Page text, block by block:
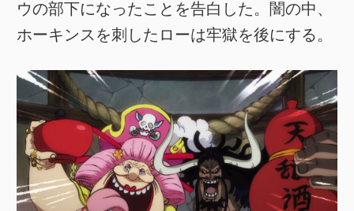
ウの部下になったことを告白した。闇の中、
ホーキンスを刺したローは牢獄を後にする。